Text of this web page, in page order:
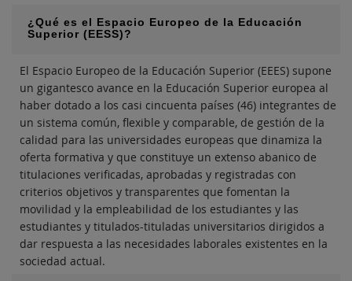
¿Qué es el Espacio Europeo de la Educación
Superior (EESS)?
El Espacio Europeo de la Educación Superior (EEES) supone
un gigantesco avance en la Educación Superior europea al
haber dotado a los casi cincuenta países (46) integrantes de
un sistema común, flexible y comparable, de gestión de la
calidad para las universidades europeas que dinamiza la
oferta formativa y que constituye un extenso abanico de
titulaciones verificadas, aprobadas y registradas con
criterios objetivos y transparentes que fomentan la
movilidad y la empleabilidad de los estudiantes y las
estudiantes y titulados-tituladas universitarios dirigidos a
dar respuesta a las necesidades laborales existentes en la
sociedad actual.